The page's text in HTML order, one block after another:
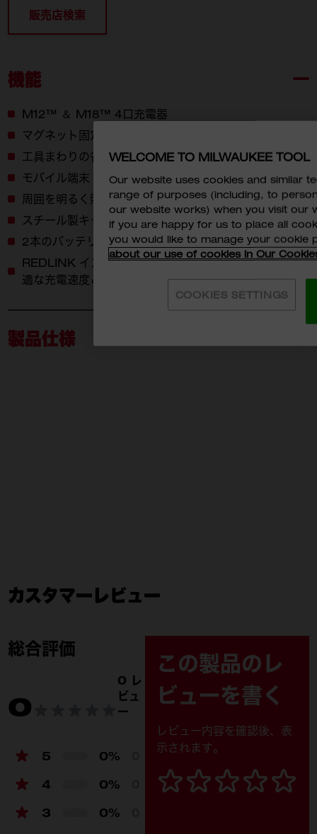
販売店検索
機能
M12™ ＆ M18™ 4口充電器
マグネット固定と壁掛け設置に対応
工具まわりの省スペース化と安全性向上を実現
モバイル端末・機器の充電に便利な USB-C ポート
周囲を明るく照らす LED ライト
スチール製キャビネット・ワゴン等に最適
2本のバッテリーを同時充電
REDLINK インテリジェンス： バッテリーと通信して最
適な充電速度とパフォーマンスを確保
製品仕様
12 V / 18 V
USB-C × 2
5 V / 3 A
LED 光束
182 × 635 × 155
質量 (kg)
カスタマーレビュー
総合評価
0
0 レ
ビュ
ー
5 0%
4 0%
3 0%
この製品のレ
ビューを書く
レビュー内容を確認後、表
示されます。
WELCOME TO MILWAUKEE TOOL
Our website uses cookies and similar
range of purposes (including, to
our website works) when you visit our
if you are happy for us to place all
you would like to manage your cookie
about our use of cookies in Our
COOKIES SETTINGS